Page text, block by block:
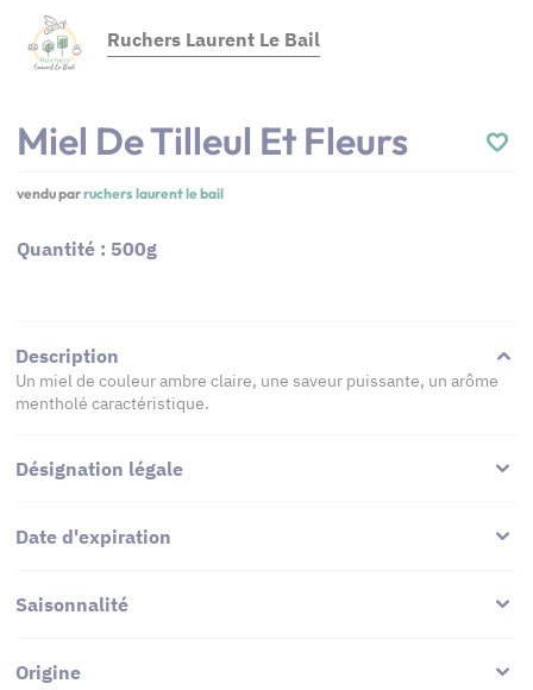
Ruchers Laurent Le Bail
Miel De Tilleul Et Fleurs
vendu parruchers laurent le bail
Quantité : 500g
Description
Un miel de couleur ambre claire, une saveur puissante, un arôme
mentholé caractéristique.
Désignation légale
Date d'expiration
Saisonnalité
Origine